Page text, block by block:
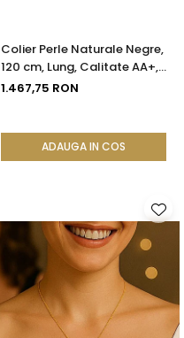
Colier Perle Naturale Negre,
120 cm, Lung, Calitate AA+,
Argint 925 | KASKADDA®
1.467,75 RON
ADAUGA IN COS